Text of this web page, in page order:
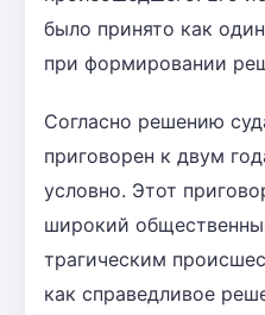
было принято как
при формировании
Согласно решению
приговорен к двум
условно. Этот
широкий
трагическим
как справедливое